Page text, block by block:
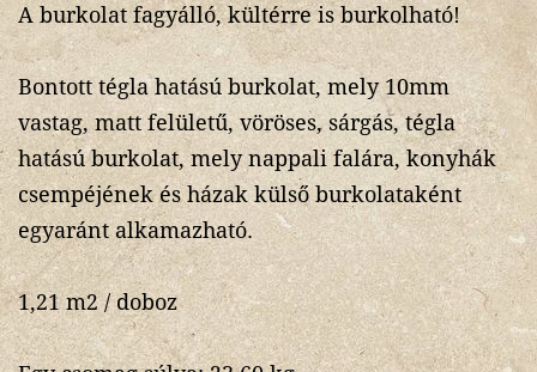
A burkolat fagyálló, kültérre is burkolható!
Bontott tégla hatású burkolat, mely 10mm
vastag, matt felületű, vöröses, sárgás, tégla
hatású burkolat, mely nappali falára, konyhák
csempéjének és házak külső burkolataként
egyaránt alkamazható.
1,21 m2 / doboz